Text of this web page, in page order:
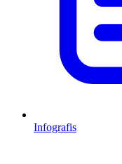
Infografis